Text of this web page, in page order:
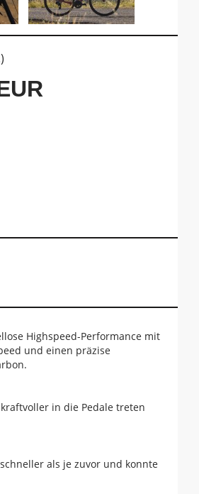
Highspeed-Performance mit
und einen präzise
in die Pedale treten
als je zuvor und konnte